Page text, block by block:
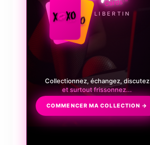
LE JEU LIBERTIN
Collectionnez, échangez, discutez
et surtout frissonnez...
COMMENCER MA COLLECTION →